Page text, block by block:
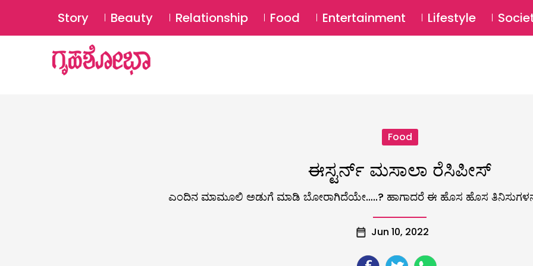
Story Beauty Relationship Food Entertainment Lifestyle
Food
ಈಸ್ಟರ್ನ್ ಮಸಾಲಾ ರೆಸಿಪೀಸ್
ಎಂದಿನ ಮಾಮೂಲಿ ಅಡುಗೆ ಮಾಡಿ ಬೋರಾಗಿದೆಯೇ…..? ಹಾಗಾದರೆ ಈ ಹೊಸ ಹೊಸ
Jun 10, 2022